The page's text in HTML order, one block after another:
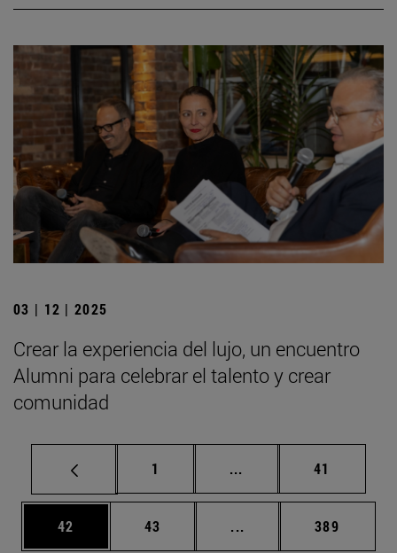
03 | 12 | 2025
Crear la experiencia del lujo, un encuentro
Alumni para celebrar el talento y crear
comunidad
Página
1 ... Páginas intermedias
Página
41
Página
42 Página
43 ... Páginas intermedias
Página
389